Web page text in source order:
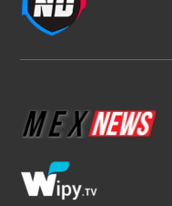
NFL
NFL México y
alianza histórica